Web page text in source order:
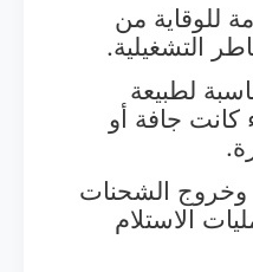
للوقاية من
التشغيلية.
لطبيعة
كانت جافة أو
الشحنات
الاستلام